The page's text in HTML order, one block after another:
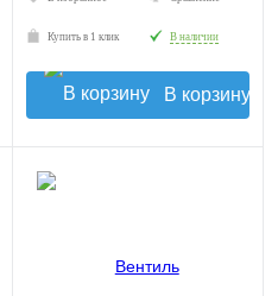
Купить в 1 клик В наличии
В корзину